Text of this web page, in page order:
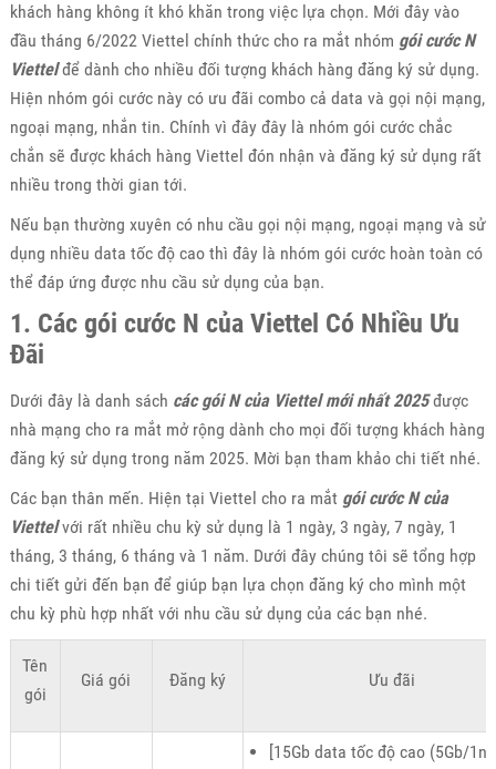
khách hàng không ít khó khăn trong việc lựa chọn. Mới đây vào
đầu tháng 6/2022 Viettel chính thức cho ra mắt nhóm gói cước N
Viettelđể dành cho nhiều đối tượng khách hàng đăng ký sử dụng.
Hiện nhóm gói cước này có ưu đãi combo cả data và gọi nội mạng,
ngoại mạng, nhắn tin. Chính vì đây đây là nhóm gói cước chắc
chắn sẽ được khách hàng Viettel đón nhận và đăng ký sử dụng rất
nhiều trong thời gian tới.
Nếu bạn thường xuyên có nhu cầu gọi nội mạng, ngoại mạng và sử
dụng nhiều data tốc độ cao thì đây là nhóm gói cước hoàn toàn có
thể đáp ứng được nhu cầu sử dụng của bạn.
1. Các gói cước N của Viettel Có Nhiều Ưu
Đãi
Dưới đây là danh sách các gói N của Viettel mới nhất 2025được
nhà mạng cho ra mắt mở rộng dành cho mọi đối tượng khách hàng
đăng ký sử dụng trong năm 2025. Mời bạn tham khảo chi tiết nhé.
Các bạn thân mến. Hiện tại Viettel cho ra mắt gói cước N của
Viettelvới rất nhiều chu kỳ sử dụng là 1 ngày, 3 ngày, 7 ngày, 1
tháng, 3 tháng, 6 tháng và 1 năm. Dưới đây chúng tôi sẽ tổng hợp
chi tiết gửi đến bạn để giúp bạn lựa chọn đăng ký cho mình một
chu kỳ phù hợp nhất với nhu cầu sử dụng của các bạn nhé.
Tên
gói
Giá gói Đăng ký Ưu đãi
[15Gb data tốc độ cao (5Gb/